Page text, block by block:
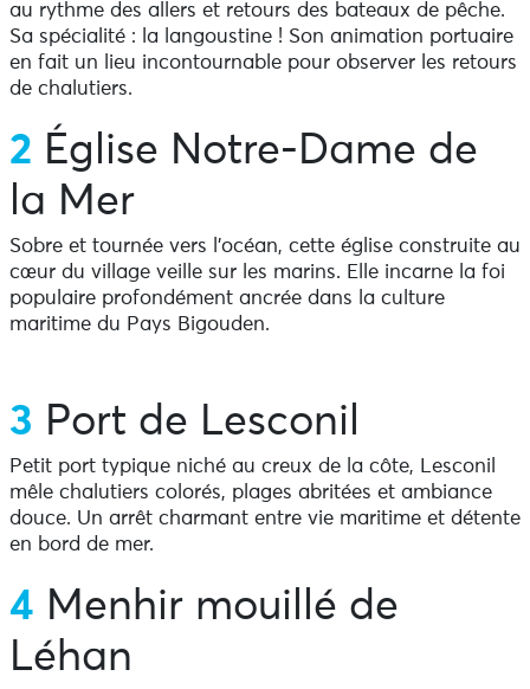
au rythme des allers et retours des bateaux de pêche.
Sa spécialité : la langoustine ! Son animation portuaire
en fait un lieu incontournable pour observer les retours
de chalutiers.
2 Église Notre-Dame de
la Mer
Sobre et tournée vers l’océan, cette église construite au
cœur du village veille sur les marins. Elle incarne la foi
populaire profondément ancrée dans la culture
maritime du Pays Bigouden.
3 Port de Lesconil
Petit port typique niché au creux de la côte, Lesconil
mêle chalutiers colorés, plages abritées et ambiance
douce. Un arrêt charmant entre vie maritime et détente
en bord de mer.
4 Menhir mouillé de
Léhan